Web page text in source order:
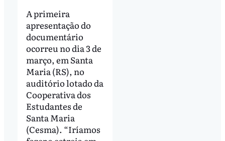
A primeira
apresentação do
documentário
ocorreu no dia 3 de
março, em Santa
Maria (RS), no
auditório lotado da
Cooperativa dos
Estudantes de
Santa Maria
(Cesma). “Iríamos